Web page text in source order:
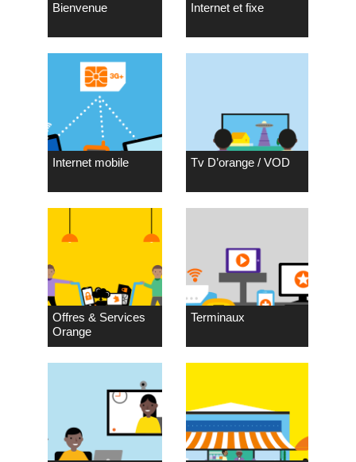
Bienvenue Internet et fixe
Internet mobile Tv D’orange / VOD
Offres & Services
Orange
Terminaux